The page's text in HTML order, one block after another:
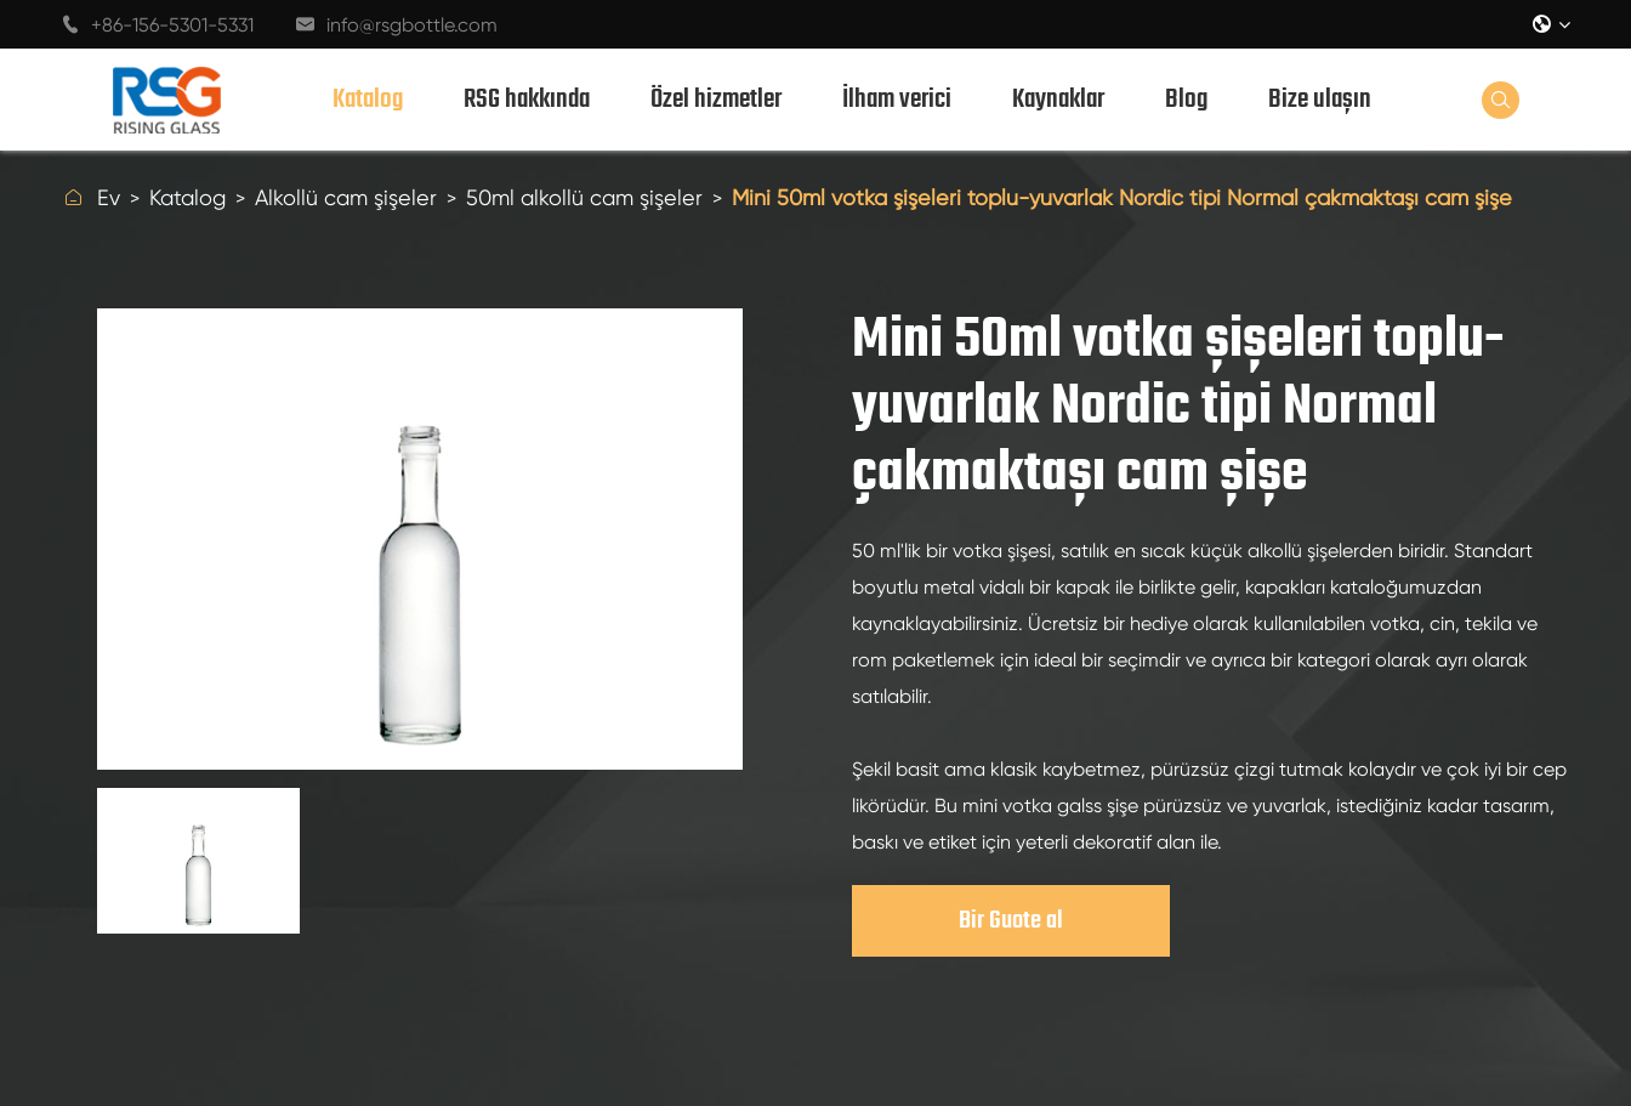
 +86-156-5301-5331  info@rsgbottle.com 
Katalog
ŞARAP CAM ŞIŞELERI
700ml alkollü cam şişeler
RSG hakkında Özel hizmetler İlham verici Kaynaklar Blog Bize ulaşın 
 Ev Katalog Alkollü cam şişeler 50ml alkollü cam şişeler Mini 50ml votka şişeleri toplu-yuvarlak Nordic tipi Normal çakmaktaşı cam şişe
Mini 50ml votka şişeleri toplu-
yuvarlak Nordic tipi Normal
çakmaktaşı cam şişe
50 ml'lik bir votka şişesi, satılık en sıcak küçük alkollü şişelerden biridir. Standart
boyutlu metal vidalı bir kapak ile birlikte gelir, kapakları kataloğumuzdan
kaynaklayabilirsiniz. Ücretsiz bir hediye olarak kullanılabilen votka, cin, tekila ve
rom paketlemek için ideal bir seçimdir ve ayrıca bir kategori olarak ayrı olarak
satılabilir.
Şekil basit ama klasik kaybetmez, pürüzsüz çizgi tutmak kolaydır ve çok iyi bir cep
likörüdür. Bu mini votka galss şişe pürüzsüz ve yuvarlak, istediğiniz kadar tasarım,
baskı ve etiket için yeterli dekoratif alan ile.
Bir Guote al